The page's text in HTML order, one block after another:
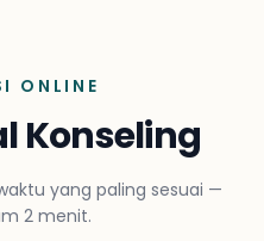
ONLINE
Konseling
yang paling sesuai —
2 menit.